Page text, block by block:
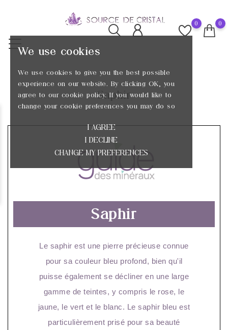
We use cookies
We use cookies to give you the best possible
experience on our website. By clicking OK, you
agree to our cookie policy. If you would like to
change your cookie preferences you may do so
I AGREE
I DECLINE
CHANGE MY PREFERENCES
0
0
Saphir
Saphir
Le saphir est une pierre précieuse connue
pour sa couleur bleu profond, bien qu'il
puisse également se décliner en une large
gamme de teintes, y compris le rose, le
jaune, le vert et le blanc. Le saphir bleu est
particulièrement prisé pour sa beauté